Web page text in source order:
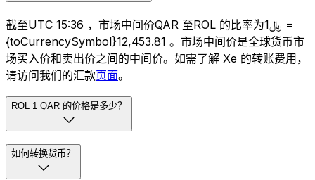
截至UTC 15:36 ，市场中间价QAR 至ROL 的比率为﷼1 =
{toCurrencySymbol}12,453.81 。市场中间价是全球货币市
场买入价和卖出价之间的中间价。如需了解 Xe 的转账费用，
请访问我们的汇款页面。
ROL 1 QAR 的价格是多少？
如何转换货币？